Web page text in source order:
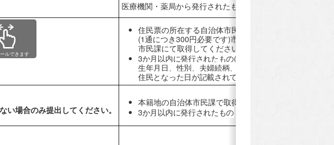
医療機関・薬局から発行されたもの
住民票の所在する自治体市民課で取得
(1通につき300円必要です)市役所本庁舎1階
市民課にて取得してください。
3か月以内に発行されたもの(夫婦の氏名、
生年月日、性別、夫婦続柄、
住民となった日が記載されていること)
場合のみ提出してください。
本籍地の自治体市民課で取得
3か月以内に発行されたもの
ルできます